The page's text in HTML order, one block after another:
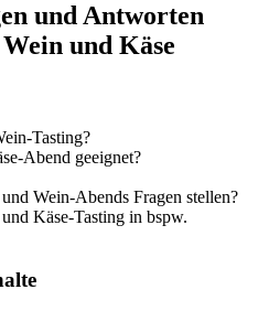
und Antworten
und Käse
Tasting?
Abend geeignet?
Wein-Abends Fragen stellen?
Käse-Tasting in bspw.